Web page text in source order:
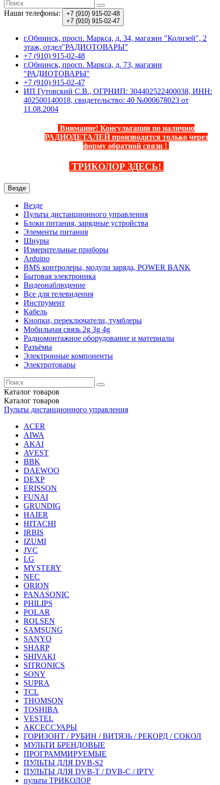
Наши телефоны: +7 (910) 915-02-48
+7 (910) 915-02-47
г.Обнинск, просп. Маркса, д. 34, магазин "Колизей", 2
этаж, отдел"РАДИОТОВАРЫ"
+7 (910) 915-02-48
г.Обнинск, просп. Маркса, д. 73, магазин
"РАДИОТОВАРЫ"
+7 (910) 915-02-47
ИП Гутовский С.В., ОГРНИП: 304402522400038, ИНН:
402500140018, свидетельство: 40 №000678023 от
11.08.2004
Внимание! Консультации по наличию
РАДИОДЕТАЛЕЙ производятся только через
форму обратной связи !
ТРИКОЛОР ЗДЕСЬ!
Везде
Везде
Пульты дистанционного управления
Блоки питания, зарядные устройства
Элементы питания
Шнуры
Измерительные приборы
Arduino
BMS контролеры, модули заряда, POWER BANK
Бытовая электроника
Видеонаблюдение
Все для телевидения
Инструмент
Кабель
Кнопки, переключатели, тумблеры
Мобильная связь 2g 3g 4g
Радиомонтажное оборудование и материалы
Разъёмы
Электронные компоненты
Электротовары
Каталог товаров
Каталог товаров
Пульты дистанционного управления
ACER
AIWA
AKAI
AVEST
BBK
DAEWOO
DEXP
ERISSON
FUNAI
GRUNDIG
HAIER
HITACHI
IRBIS
IZUMI
JVC
LG
MYSTERY
NEC
ORION
PANASONIC
PHILIPS
POLAR
ROLSEN
SAMSUNG
SANYO
SHARP
SHIVAKI
SITRONICS
SONY
SUPRA
TCL
THOMSON
TOSHIBA
VESTEL
АКСЕССУАРЫ
ГОРИЗОНТ / РУБИН / ВИТЯЗЬ / РЕКОРД / СОКОЛ
МУЛЬТИ БРЕНДОВЫЕ
ПРОГРАММИРУЕМЫЕ
ПУЛЬТЫ ДЛЯ DVB-S2
ПУЛЬТЫ ДЛЯ DVB-T / DVB-C / IPTV
пульты ТРИКОЛОР